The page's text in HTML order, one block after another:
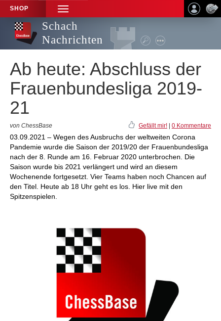
SHOP
TOGGLE
NAVIGATION
Schach
Nachrichten
Ab heute: Abschluss der
Frauenbundesliga 2019-
21
von ChessBase Gefällt mir! 0 Kommentare
03.09.2021 – Wegen des Ausbruchs der weltweiten Corona
Pandemie wurde die Saison der 2019/20 der Frauenbundesliga
nach der 8. Runde am 16. Februar 2020 unterbrochen. Die
Saison wurde bis 2021 verlängert und wird an diesem
Wochenende fortgesetzt. Vier Teams haben noch Chancen auf
den Titel. Heute ab 18 Uhr geht es los. Hier live mit den
Spitzenspielen.